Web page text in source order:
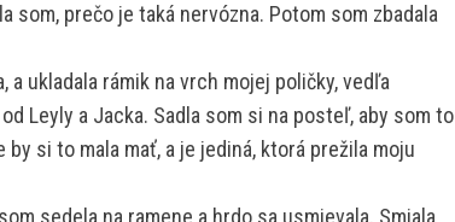
som, prečo je taká nervózna. Potom som zbadala
a ukladala rámik na vrch mojej poličky, vedľa
Leyly a Jacka. Sadla som si na posteľ, aby som to
by si to mala mať, a je jediná, ktorá prežila moju
sedela na ramene a hrdo sa usmievala. Smiala